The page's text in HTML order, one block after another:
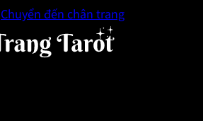
Chuyển đến chân trang